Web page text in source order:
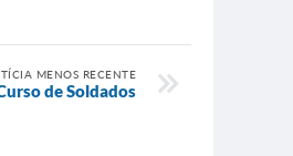
MENOS RECENTE
de Soldados